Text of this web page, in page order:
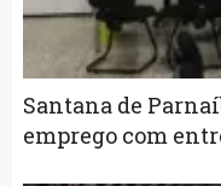
Santana de
emprego com